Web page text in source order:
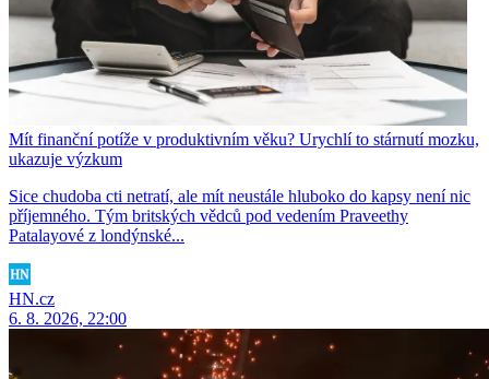
Mít finanční potíže v produktivním věku? Urychlí to stárnutí mozku,
ukazuje výzkum
Sice chudoba cti netratí, ale mít neustále hluboko do kapsy není nic
příjemného. Tým britských vědců pod vedením Praveethy
Patalayové z londýnské...
HN.cz
6. 8. 2026, 22:00